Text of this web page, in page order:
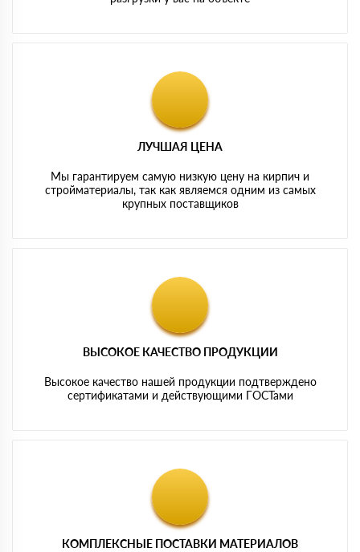
ЛУЧШАЯ ЦЕНА
Мы гарантируем самую низкую цену на кирпич и
стройматериалы, так как являемся одним из самых
крупных поставщиков
ВЫСОКОЕ КАЧЕСТВО ПРОДУКЦИИ
Высокое качество нашей продукции подтверждено
сертификатами и действующими ГОСТами
КОМПЛЕКСНЫЕ ПОСТАВКИ МАТЕРИАЛОВ